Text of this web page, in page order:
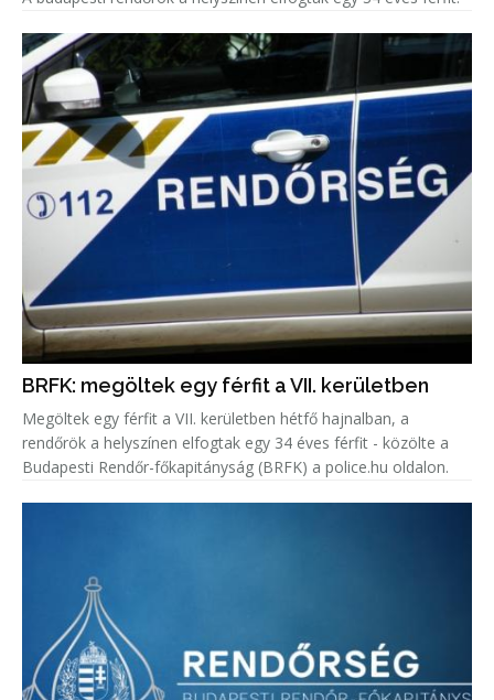
BRFK: megöltek egy férfit a VII. kerületben
Megöltek egy férfit a VII. kerületben hétfő hajnalban, a
rendőrök a helyszínen elfogtak egy 34 éves férfit - közölte a
Budapesti Rendőr-főkapitányság (BRFK) a police.hu oldalon.